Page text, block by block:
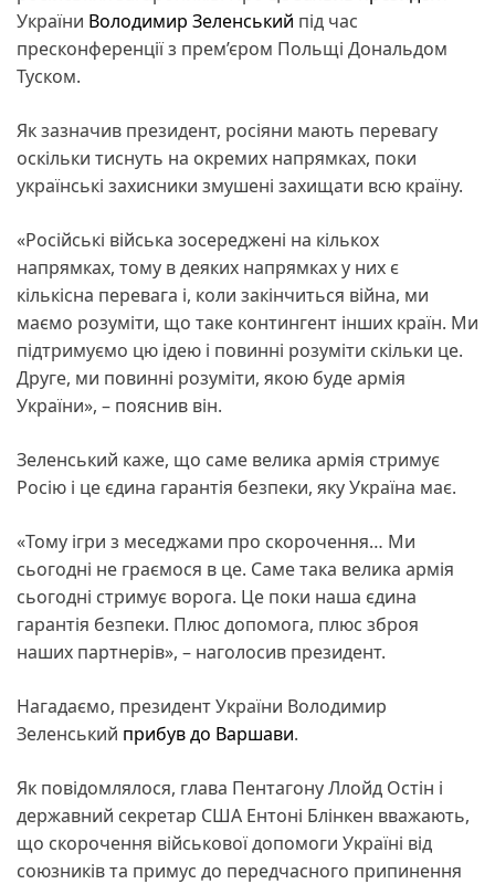
України Володимир Зеленський під час
пресконференції з прем’єром Польщі Дональдом
Туском.
Як зазначив президент, росіяни мають перевагу
оскільки тиснуть на окремих напрямках, поки
українські захисники змушені захищати всю країну.
«Російські війська зосереджені на кількох
напрямках, тому в деяких напрямках у них є
кількісна перевага і, коли закінчиться війна, ми
маємо розуміти, що таке контингент інших країн. Ми
підтримуємо цю ідею і повинні розуміти скільки це.
Друге, ми повинні розуміти, якою буде армія
України», – пояснив він.
Зеленський каже, що саме велика армія стримує
Росію і це єдина гарантія безпеки, яку Україна має.
«Тому ігри з меседжами про скорочення… Ми
сьогодні не граємося в це. Саме така велика армія
сьогодні стримує ворога. Це поки наша єдина
гарантія безпеки. Плюс допомога, плюс зброя
наших партнерів», – наголосив президент.
Нагадаємо, президент України Володимир
Зеленський прибув до Варшави.
Як повідомлялося, глава Пентагону Ллойд Остін і
державний секретар США Ентоні Блінкен вважають,
що скорочення військової допомоги Україні від
союзників та примус до передчасного припинення